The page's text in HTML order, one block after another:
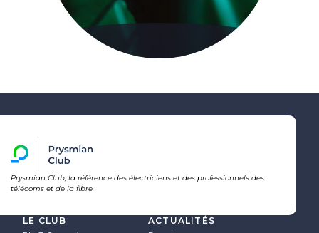
Prysmian Club, la référence des électriciens et des professionnels des
télécoms et de la fibre.
LE CLUB ACTUALITÉS